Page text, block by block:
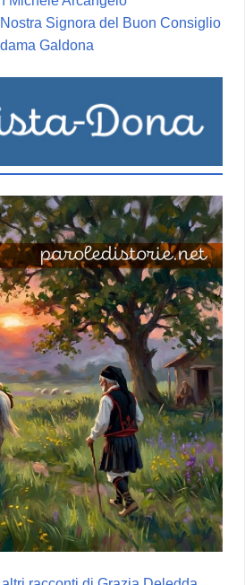
Signora del Buon Consiglio
Galdona